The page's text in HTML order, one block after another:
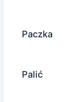
Paczka
Palić